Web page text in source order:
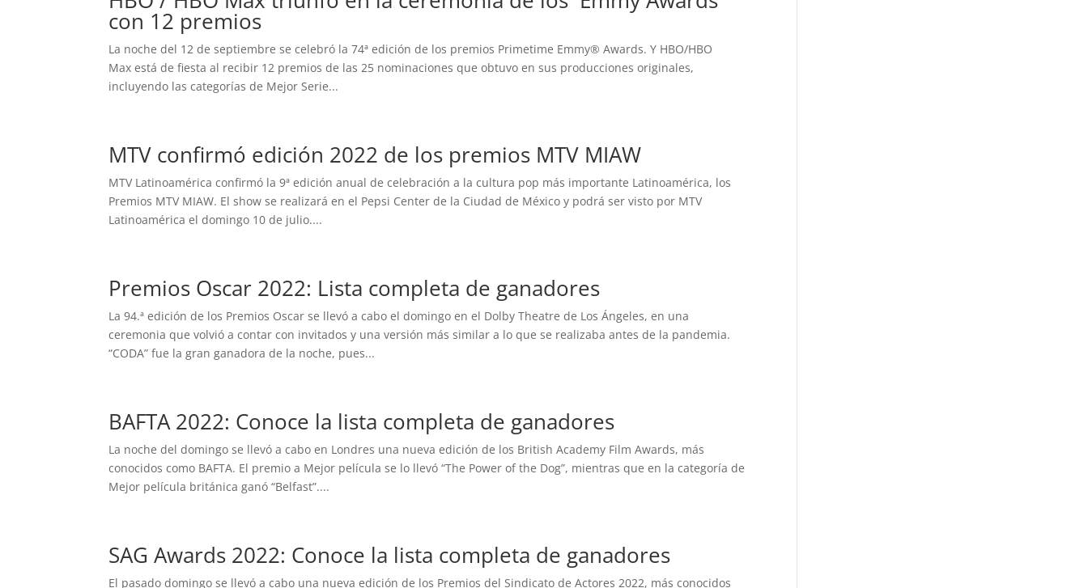
con 12 premios
La noche del 12 de septiembre se celebró la 74ª edición de los premios Primetime Emmy® Awards. Y HBO/HBO
Max está de fiesta al recibir 12 premios de las 25 nominaciones que obtuvo en sus producciones originales,
incluyendo las categorías de Mejor Serie...
MTV confirmó edición 2022 de los premios MTV MIAW
MTV Latinoamérica confirmó la 9ª edición anual de celebración a la cultura pop más importante Latinoamérica, los
Premios MTV MIAW. El show se realizará en el Pepsi Center de la Ciudad de México y podrá ser visto por MTV
Latinoamérica el domingo 10 de julio....
Premios Oscar 2022: Lista completa de ganadores
La 94.ª edición de los Premios Oscar se llevó a cabo el domingo en el Dolby Theatre de Los Ángeles, en una
ceremonia que volvió a contar con invitados y una versión más similar a lo que se realizaba antes de la pandemia.
“CODA” fue la gran ganadora de la noche, pues...
BAFTA 2022: Conoce la lista completa de ganadores
La noche del domingo se llevó a cabo en Londres una nueva edición de los British Academy Film Awards, más
conocidos como BAFTA. El premio a Mejor película se lo llevó “The Power of the Dog”, mientras que en la categoría de
Mejor película británica ganó “Belfast”....
SAG Awards 2022: Conoce la lista completa de ganadores
El pasado domingo se llevó a cabo una nueva edición de los Premios del Sindicato de Actores 2022, más conocidos